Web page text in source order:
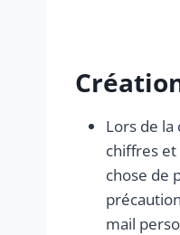
Lors de
chiffres
chose de
mail